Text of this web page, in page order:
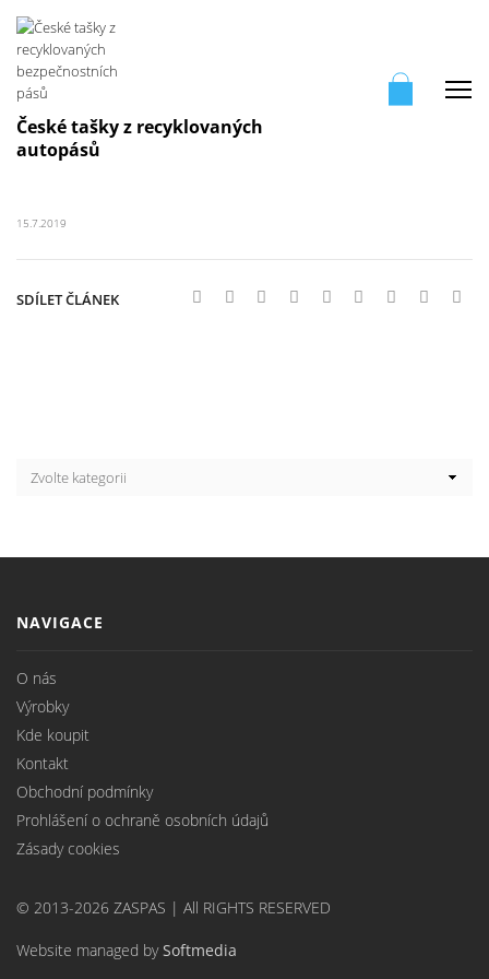
České tašky z recyklovaných
autopásů
15.7.2019
SDÍLET ČLÁNEK
NAVIGACE
O nás
Výrobky
Kde koupit
Kontakt
Obchodní podmínky
Prohlášení o ochraně osobních údajů
Zásady cookies
© 2013-2026 ZASPAS | All RIGHTS RESERVED
Website managed bySoftmedia